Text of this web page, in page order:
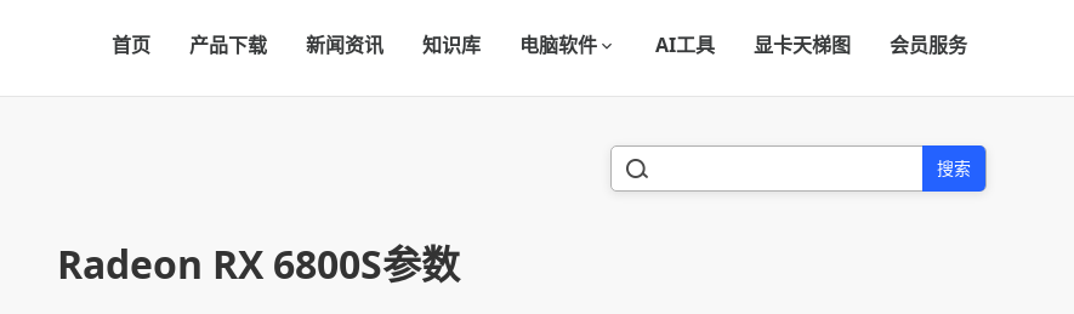
首页 产品下载 新闻资讯 知识库 电脑软件 AI工具 显卡天梯图 会员服务
搜索
Radeon RX 6800S参数